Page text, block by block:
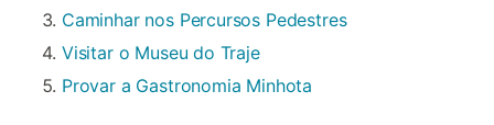
Caminhar nos Percursos Pedestres
Visitar o Museu do Traje
Provar a Gastronomia Minhota